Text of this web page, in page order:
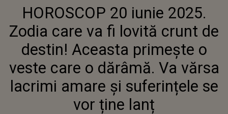
CARE VA FI LOVITĂ CRUNT DE
DESTIN! ACEASTA PRIMEȘTE O
VESTE CARE O DĂRÂMĂ. VA
VĂRSA LACRIMI AMARE ȘI
SUFERINȚELE SE VOR ȚINE LANȚ
HOROSCOP 20 iunie 2025.
Zodia care va fi lovită crunt de
destin! Aceasta primește o
veste care o dărâmă. Va vărsa
lacrimi amare și suferințele se
vor ține lanț